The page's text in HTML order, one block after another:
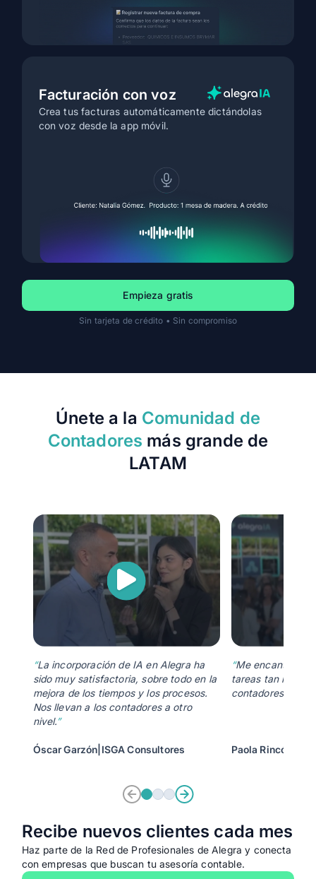
Facturación con voz
Crea tus facturas automáticamente dictándolas
con voz desde la app móvil.
Empieza gratis
Sin tarjeta de crédito • Sin compromiso
Únete a la Comunidad de
Contadores más grande de
LATAM
“La incorporación de IA en Alegra ha
sido muy satisfactoria, sobre todo en la
mejora de los tiempos y los procesos.
Nos llevan a los contadores a otro
nivel.”
Óscar Garzón ISGA Consultores
“Me encanta que
tareas tan
contadores.
Paola Rincón
Recibe nuevos clientes cada mes
Haz parte de la Red de Profesionales de Alegra y conecta
con empresas que buscan tu asesoría contable.